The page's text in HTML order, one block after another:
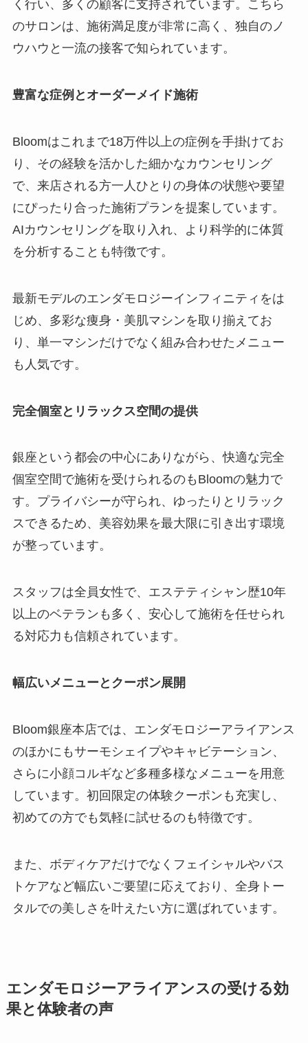
く行い、多くの顧客に支持されています。こちら
のサロンは、施術満足度が非常に高く、独自のノ
ウハウと一流の接客で知られています。
豊富な症例とオーダーメイド施術
Bloomはこれまで18万件以上の症例を手掛けてお
り、その経験を活かした細かなカウンセリング
で、来店される方一人ひとりの身体の状態や要望
にぴったり合った施術プランを提案しています。
AIカウンセリングを取り入れ、より科学的に体質
を分析することも特徴です。
最新モデルのエンダモロジーインフィニティをは
じめ、多彩な痩身・美肌マシンを取り揃えてお
り、単一マシンだけでなく組み合わせたメニュー
も人気です。
完全個室とリラックス空間の提供
銀座という都会の中心にありながら、快適な完全
個室空間で施術を受けられるのもBloomの魅力で
す。プライバシーが守られ、ゆったりとリラック
スできるため、美容効果を最大限に引き出す環境
が整っています。
スタッフは全員女性で、エステティシャン歴10年
以上のベテランも多く、安心して施術を任せられ
る対応力も信頼されています。
幅広いメニューとクーポン展開
Bloom銀座本店では、エンダモロジーアライアンス
のほかにもサーモシェイプやキャビテーション、
さらに小顔コルギなど多種多様なメニューを用意
しています。初回限定の体験クーポンも充実し、
初めての方でも気軽に試せるのも特徴です。
また、ボディケアだけでなくフェイシャルやバス
トケアなど幅広いご要望に応えており、全身トー
タルでの美しさを叶えたい方に選ばれています。
エンダモロジーアライアンスの受ける効
果と体験者の声